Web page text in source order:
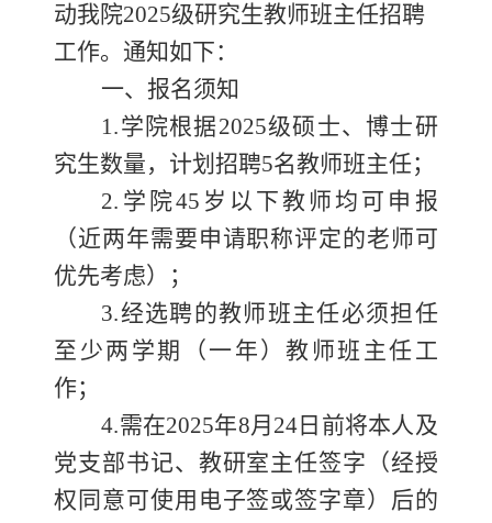
动我院2025级研究生教师班主任招聘
工作。通知如下：
一、报名须知
1.学院根据2025级硕士、博士研
究生数量，计划招聘5名教师班主任；
2.学院45岁以下教师均可申报
（近两年需要申请职称评定的老师可
优先考虑）；
3.经选聘的教师班主任必须担任
至少两学期（一年）教师班主任工
作；
4.需在2025年8月 24 日前将本人及
党支部书记、 教研室主任签字（经授
权同意可使用电子签或签字章）后的